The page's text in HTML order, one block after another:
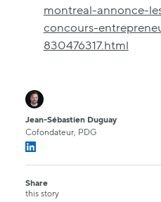
montreal-annonce-
concours-
830476317.html
Jean-Sébastien Duguay
Cofondateur, PDG
Share
this story